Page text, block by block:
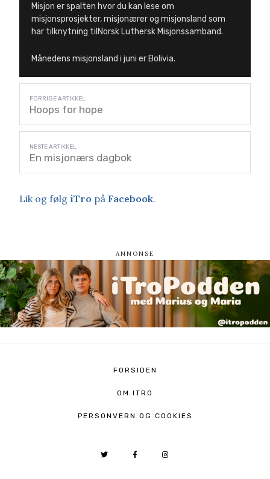
Misjon er spalten hvor du kan lese om
misjonsprosjekter, misjonærer og misjonsland som
har tilknytning tilNorsk Luthersk Misjonssamband.
Månedens misjonsland i juni er Bolivia.
Hoops for hope
En misjonærs dagbok
Lik og følg iTro på Facebook.
FORSIDEN
OM ITRO
PERSONVERN OG COOKIES